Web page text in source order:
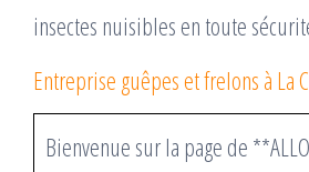
insectes nuisibles en toute
Entreprise guêpes et frelons à La
Bienvenue sur la page de